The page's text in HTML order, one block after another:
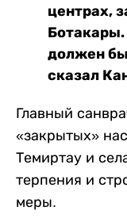
центрах,
Ботакары.
должен
сказал
Главный
«закрытых»
Темиртау и
терпения и
меры.